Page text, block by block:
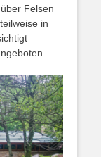
Felsen
in